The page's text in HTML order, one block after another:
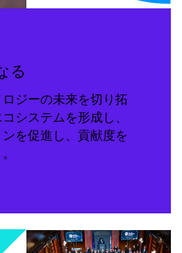
る
ジーの未来を切り拓
システムを形成し、
を促進し、貢献度を